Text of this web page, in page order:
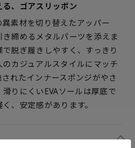
ださい
、ゴアスリッポン
素材を切り替えたアッパー
締めるメタルパーツを添えま
脱ぎ履きしやすく、すっきり
カジュアルスタイルにマッチ
れたインナースポンジがやさ
りにくいEVAソールは厚底で
、安定感があります。